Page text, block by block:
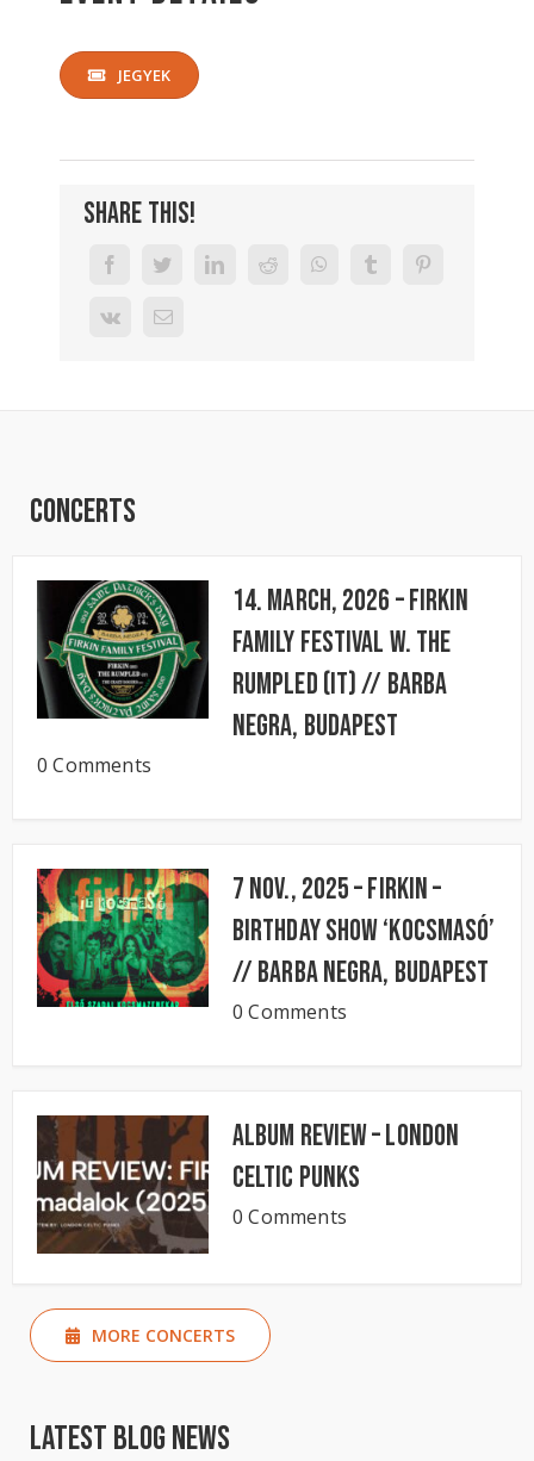
JEGYEK
Share This!
Concerts
14. March, 2026 – FIRKIN
FAMILY FESTIVAL w. The
Rumpled (IT) // BARBA
NEGRA, Budapest
0 Comments
7 Nov., 2025 – FIRKIN –
Birthday Show ‘KocsmaSó’
// BARBA NEGRA, Budapest
0 Comments
Album Review – London
Celtic Punks
0 Comments
MORE CONCERTS
Latest Blog News